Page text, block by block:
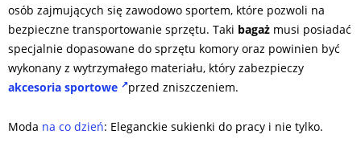
osób zajmujących się zawodowo sportem, które pozwoli na
bezpieczne transportowanie sprzętu. Taki bagaż musi posiadać
specjalnie dopasowane do sprzętu komory oraz powinien być
wykonany z wytrzymałego materiału, który zabezpieczy
akcesoria sportowe
przed zniszczeniem.
Moda na co dzień: Eleganckie sukienki do pracy i nie tylko.